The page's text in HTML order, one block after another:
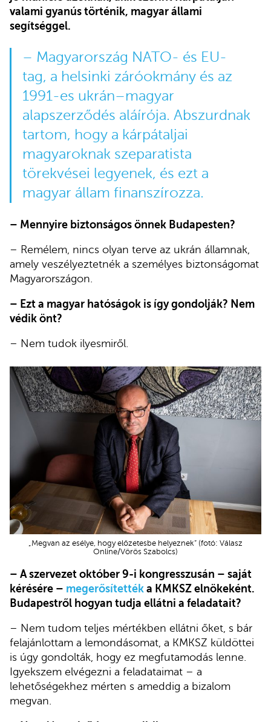
valami gyanús történik, magyar állami
segítséggel.
– Magyarország NATO- és EU-
tag, a helsinki záróokmány és az
1991-es ukrán–magyar
alapszerződés aláírója. Abszurdnak
tartom, hogy a kárpátaljai
magyaroknak szeparatista
törekvései legyenek, és ezt a
magyar állam finanszírozza.
– Mennyire biztonságos önnek Budapesten?
– Remélem, nincs olyan terve az ukrán államnak,
amely veszélyeztetnék a személyes biztonságomat
Magyarországon.
– Ezt a magyar hatóságok is így gondolják? Nem
védik önt?
– Nem tudok ilyesmiről.
„Megvan az esélye, hogy előzetesbe helyeznek” (fotó: Válasz
Online/Vörös Szabolcs)
– A szervezet október 9-i kongresszusán – saját
kérésére – megerősítették a KMKSZ elnökeként.
Budapestről hogyan tudja ellátni a feladatait?
– Nem tudom teljes mértékben ellátni őket, s bár
felajánlottam a lemondásomat, a KMKSZ küldöttei
is úgy gondolták, hogy ez megfutamodás lenne.
Igyekszem elvégezni a feladataimat – a
lehetőségekhez mérten s ameddig a bizalom
megvan.